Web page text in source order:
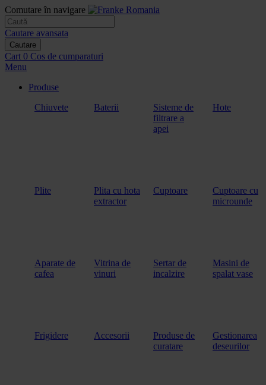
Comutare în navigare
Cautare avansata
Cautare
Cart 0 Cos de cumparaturi
Menu
Produse
Chiuvete
Baterii
Sisteme de
filtrare a
apei
Hote
Plite
Plita cu hota
extractor
Cuptoare
Cuptoare cu
microunde
Aparate de
cafea
Vitrina de
vinuri
Sertar de
incalzire
Masini de
spalat vase
Frigidere Accesorii
Produse de
curatare
Gestionarea
deseurilor